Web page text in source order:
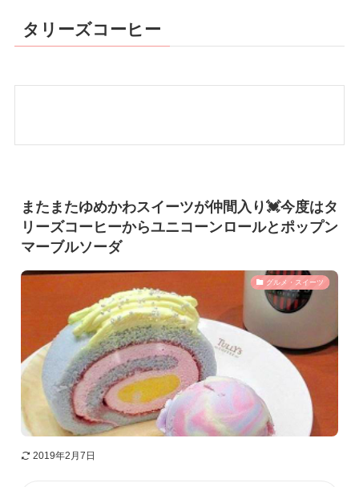
タリーズコーヒー
またまたゆめかわスイーツが仲間入り💓今度はタ
リーズコーヒーからユニコーンロールとポップン
マーブルソーダ
グルメ・スイーツ
2019年2月7日